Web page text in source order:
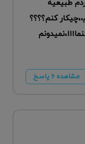
طبیعیه
کنم؟؟؟؟
مشاهده ۶ پاسخ